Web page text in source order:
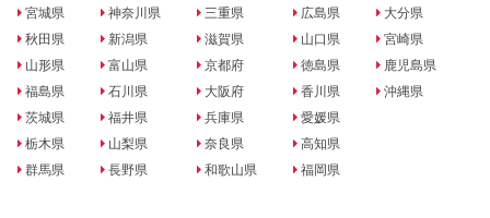
宮城県
秋田県
山形県
福島県
茨城県
栃木県
群馬県
神奈川県
新潟県
富山県
石川県
福井県
山梨県
長野県
三重県
滋賀県
京都府
大阪府
兵庫県
奈良県
和歌山県
広島県
山口県
徳島県
香川県
愛媛県
高知県
福岡県
大分県
宮崎県
鹿児島県
沖縄県